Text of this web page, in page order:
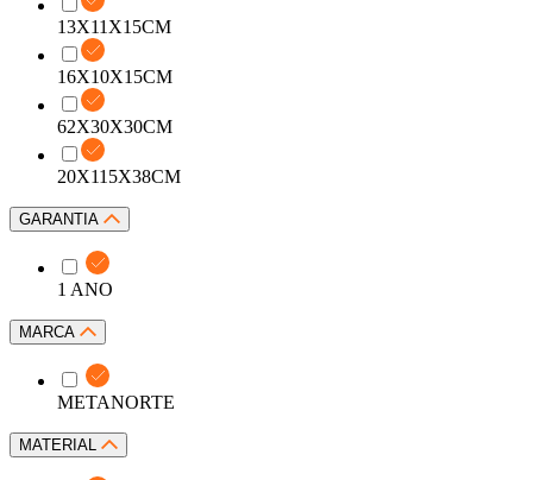
13X11X15CM
16X10X15CM
62X30X30CM
20X115X38CM
GARANTIA
1 ANO
MARCA
METANORTE
MATERIAL